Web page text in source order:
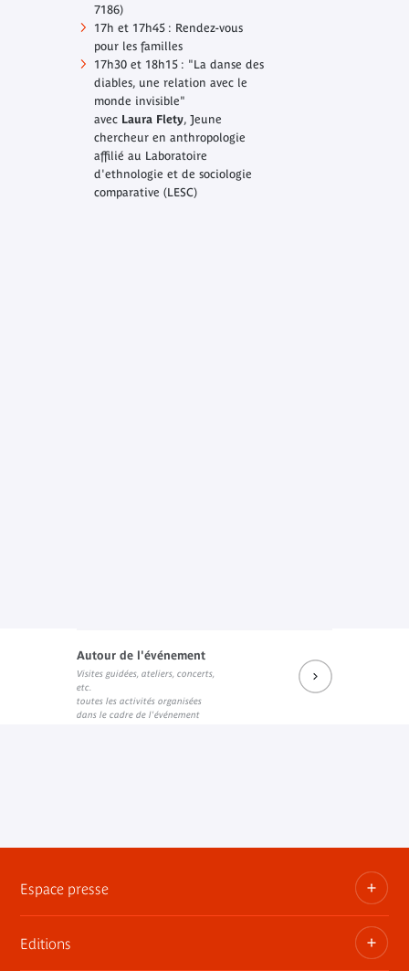
7186)
17h et 17h45 : Rendez-vous
pour les familles
17h30 et 18h15 : "La danse des
diables, une relation avec le
monde invisible"
avecLaura Flety, Jeune
chercheur en anthropologie
affilié au Laboratoire
d'ethnologie et de sociologie
comparative (LESC)
Autour de l'événement
Visites guidées, ateliers, concerts,
etc.
toutes les activités organisées
dans le cadre de l'événement
Espace presse
Dossiers, communiqués, bandes annonces
Editions